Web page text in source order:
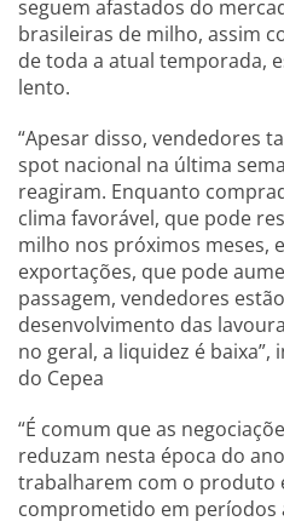
seguem afastados do
brasileiras de milho, assim
de toda a atual temporada,
lento.
“Apesar disso, vendedores
spot nacional na última
reagiram. Enquanto
clima favorável, que pode
milho nos próximos meses,
exportações, que pode
passagem, vendedores
desenvolvimento das
no geral, a liquidez é
do Cepea
“É comum que as
reduzam nesta época do
trabalharem com o produto
comprometido em